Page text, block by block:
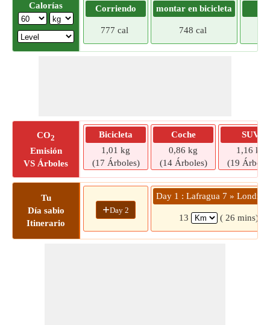
Calorías Corriendo
777 cal
montar en bicicleta
748 cal
CO2
Emisión
VS Árboles
Bicicleta
1,01 kg
(17 Árboles)
Coche
0,86 kg
(14 Árboles)
SUV
1,16 kg
(19
Tu
Día sabio
Itinerario
+Day 2
Day 1 : Lafragua 7 » Londres
13 ( 26 mins)